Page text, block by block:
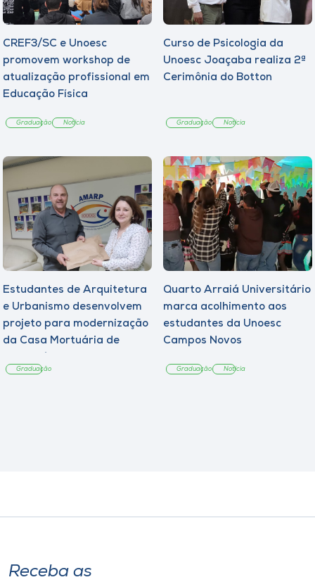
CREF3/SC e Unoesc
promovem workshop de
atualização profissional em
Educação Física
Graduação Notícia
Curso de Psicologia da
Unoesc Joaçaba realiza 2ª
Cerimônia do Botton
Graduação Notícia
Estudantes de Arquitetura
e Urbanismo desenvolvem
projeto para modernização
da Casa Mortuária de
Graduação
Quarto Arraiá Universitário
marca acolhimento aos
estudantes da Unoesc
Campos Novos
Graduação Notícia
Receba as